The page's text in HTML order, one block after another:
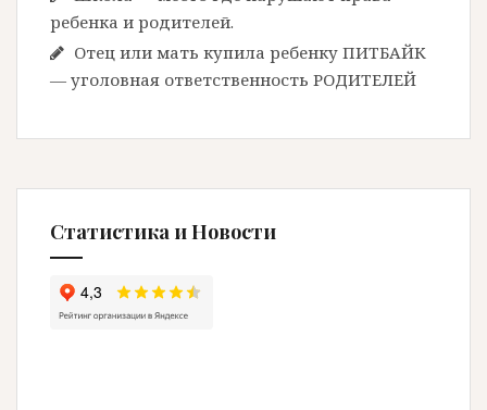
ребенка и родителей.
Отец или мать купила ребенку ПИТБАЙК
— уголовная ответственность РОДИТЕЛЕЙ
Статистика и Новости